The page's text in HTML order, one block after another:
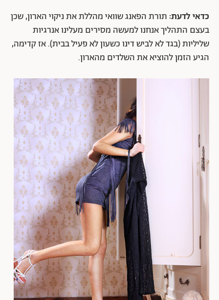
כדאי לדעת: תורת הפאנג שוואי מהללת את ניקוי הארון, שכן
בעצם התהליך אנחנו למעשה מסירים מעלינו אנרגיות
שליליות (בגד לא לביש דינו כשעון לא פעיל בבית). אז קדימה,
הגיע הזמן להוציא את השלדים מהארון.